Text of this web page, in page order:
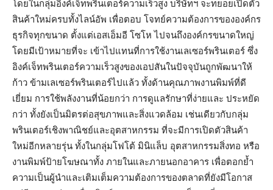
โดยในกลุ่มอิงค์เจ็ทพรินเตอร์ความเร็วสูง บริษัทฯ จะทยอยเปิดตัว
สินค้าใหม่ครบทั้งไลน์อัพ เพื่อตอบ โจทย์ความต้องการขององค์กร
ธุรกิจทุกขนาด ตั้งแต่เอสเอ็มอี โซโห ไปจนถึงองค์กรขนาดใหญ่
โดยมีเป้าหมายที่จะ เข้าไปแทนที่การใช้งานเลเซอร์พรินเตอร์ ซึ่ง
อิงค์เจ็ทพรินเตอร์ความเร็วสูงของเอปสันในปัจจุบันถูกพัฒนาให้
ก้าว ข้ามเลเซอร์พรินเตอร์ไปแล้ว ทั้งด้านคุณภาพงานพิมพ์ที่ดี
เยี่ยม การใช้พลังงานที่น้อยกว่า การดูแลรักษาที่ง่ายและ ประหยัด
กว่า ทั้งยังเป็นมิตรต่อสุขภาพและสิ่งแวดล้อม เช่นเดียวกับกลุ่ม
พรินเตอร์เชิงพาณิชย์และอุตสาหกรรม ที่จะมีการเปิดตัวสินค้า
ใหม่อีกหลายรุ่น ทั้งในกลุ่มโฟโต้ มินิแล็บ อุตสาหกรรมสิ่งทอ หรือ
งานพิมพ์ป้ายโฆษณาทั้ง ภายในและภายนอกอาคาร เพื่อตอกย้ำ
ความเป็นผู้นำและเติมเต็มความต้องการของตลาดที่ยังมีโอกาส